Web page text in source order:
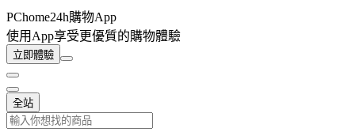
PChome24h購物App
使用App享受更優質的購物體驗
立即體驗
全站